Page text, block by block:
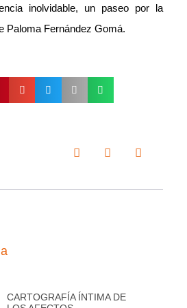
inolvidable, un paseo por la
Paloma Fernández Gomá.
CARTOGRAFÍA ÍNTIMA DE